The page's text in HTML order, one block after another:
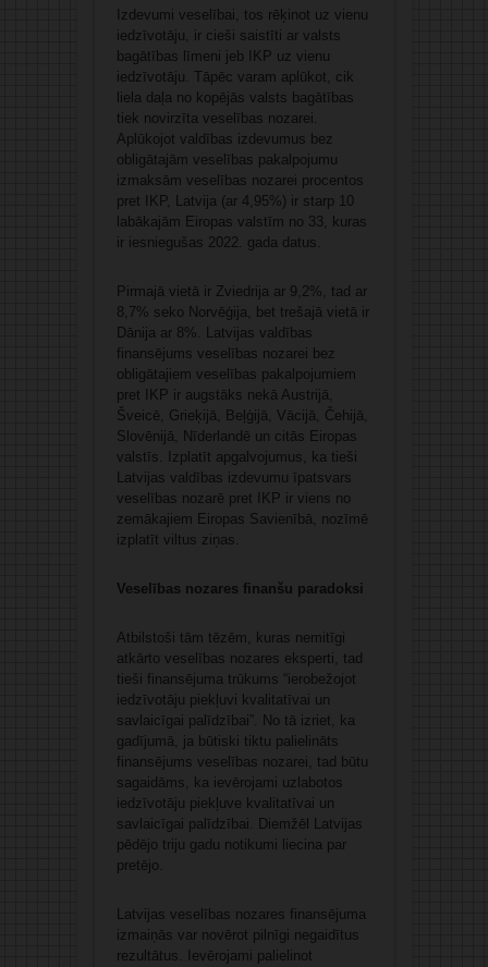
Izdevumi veselībai, tos rēķinot uz vienu
iedzīvotāju, ir cieši saistīti ar valsts
bagātības līmeni jeb IKP uz vienu
iedzīvotāju. Tāpēc varam aplūkot, cik
liela daļa no kopējās valsts bagātības
tiek novirzīta veselības nozarei.
Aplūkojot valdības izdevumus bez
obligātajām veselības pakalpojumu
izmaksām veselības nozarei procentos
pret IKP, Latvija (ar 4,95%) ir starp 10
labākajām Eiropas valstīm no 33, kuras
ir iesniegušas 2022. gada datus.
Pirmajā vietā ir Zviedrija ar 9,2%, tad ar
8,7% seko Norvēģija, bet trešajā vietā ir
Dānija ar 8%. Latvijas valdības
finansējums veselības nozarei bez
obligātajiem veselības pakalpojumiem
pret IKP ir augstāks nekā Austrijā,
Šveicē, Grieķijā, Beļģijā, Vācijā, Čehijā,
Slovēnijā, Nīderlandē un citās Eiropas
valstīs. Izplatīt apgalvojumus, ka tieši
Latvijas valdības izdevumu īpatsvars
veselības nozarē pret IKP ir viens no
zemākajiem Eiropas Savienībā, nozīmē
izplatīt viltus ziņas.
Veselības nozares finanšu paradoksi
Atbilstoši tām tēzēm, kuras nemitīgi
atkārto veselības nozares eksperti, tad
tieši finansējuma trūkums “ierobežojot
iedzīvotāju piekļuvi kvalitatīvai un
savlaicīgai palīdzībai”. No tā izriet, ka
gadījumā, ja būtiski tiktu palielināts
finansējums veselības nozarei, tad būtu
sagaidāms, ka ievērojami uzlabotos
iedzīvotāju piekļuve kvalitatīvai un
savlaicīgai palīdzībai. Diemžēl Latvijas
pēdējo triju gadu notikumi liecina par
pretējo.
Latvijas veselības nozares finansējuma
izmaiņās var novērot pilnīgi negaidītus
rezultātus. Ievērojami palielinot